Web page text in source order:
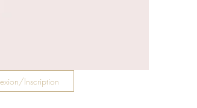
Inscription